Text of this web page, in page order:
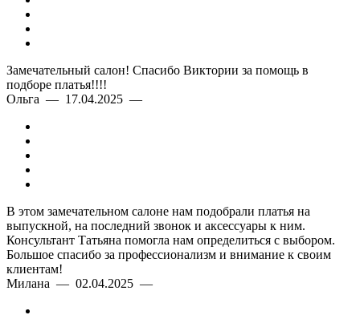
Замечательный салон! Спасибо Виктории за помощь в
подборе платья!!!!
Ольга — 17.04.2025 —
В этом замечательном салоне нам подобрали платья на
выпускной, на последний звонок и аксессуары к ним.
Консультант Татьяна помогла нам определиться с выбором.
Большое спасибо за профессионализм и внимание к своим
клиентам!
Милана — 02.04.2025 —